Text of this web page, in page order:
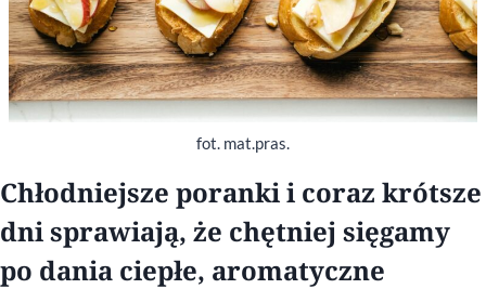
fot. mat.pras.
Chłodniejsze poranki i coraz krótsze
dni sprawiają, że chętniej sięgamy
po dania ciepłe, aromatyczne